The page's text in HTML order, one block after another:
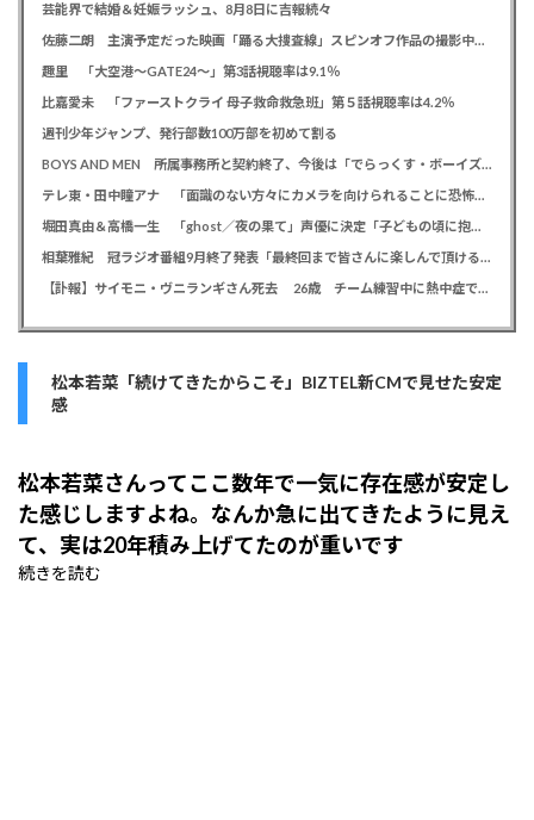
芸能界で結婚＆妊娠ラッシュ、8月8日に吉報続々
佐藤二朗 主演予定だった映画「踊る大捜査線」スピンオフ作品の撮影中止が正式に決定か
趣里 「大空港～GATE24～」第3話視聴率は9.1％
比嘉愛未 「ファーストクライ 母子救命救急班」第５話視聴率は4.2％
週刊少年ジャンプ、発行部数100万部を初めて割る
BOYS AND MEN 所属事務所と契約終了、今後は「でらっくす・ボーイズ」として活動
テレ東・田中瞳アナ 「面識のない方々にカメラを向けられることに恐怖を」 ロケ撮影時に勝手に撮影してくる人に注意喚起
堀田真由＆高橋一生 「ghost／夜の果て」声優に決定「子どもの頃に抱いていた言葉にはできない沢山の感情を思い出しました」
相葉雅紀 冠ラジオ番組9月終了発表「最終回まで皆さんに楽しんで頂ける番組を」、ファンからは悲しみの声
【訃報】サイモニ・ヴニランギさん死去 26歳 チーム練習中に熱中症で搬送 ラグビー・九州電力キューデンヴォルテクス選手
松本若菜「続けてきたからこそ」BIZTEL新CMで見せた安定
感
松本若菜さんってここ数年で一気に存在感が安定し
た感じしますよね。なんか急に出てきたように見え
て、実は20年積み上げてたのが重いです
続きを読む